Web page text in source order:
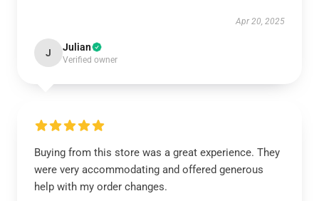
Apr 20, 2025
J Julian
Verified owner
Buying from this store was a great experience. They
were very accommodating and offered generous
help with my order changes.